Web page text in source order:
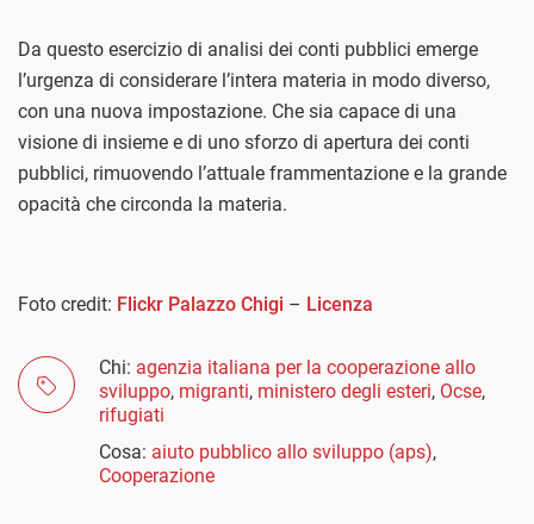
Da questo esercizio di analisi dei conti pubblici emerge
l’urgenza di considerare l’intera materia in modo diverso,
con una nuova impostazione. Che sia capace di una
visione di insieme e di uno sforzo di apertura dei conti
pubblici, rimuovendo l’attuale frammentazione e la grande
opacità che circonda la materia.
Foto credit: Flickr Palazzo Chigi – Licenza
Chi: agenzia italiana per la cooperazione allo
sviluppo, migranti, ministero degli esteri, Ocse,
rifugiati
Cosa: aiuto pubblico allo sviluppo (aps),
Cooperazione